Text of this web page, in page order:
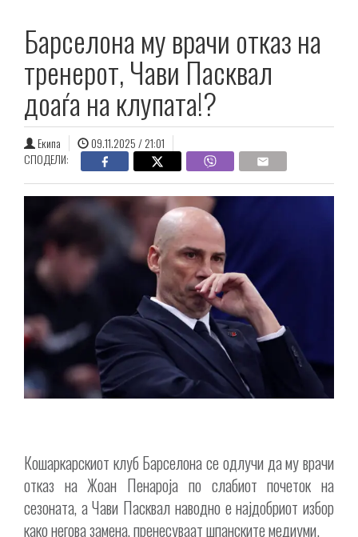
Барселона му врачи отказ на
тренерот, Чави Пасквал
доаѓа на клупата!?
Екипа
09.11.2025 / 21:01
СПОДЕЛИ:
Кошаркарскиот клуб Барселона се одлучи да му врачи
отказ на Жоан Пенароја по слабиот почеток на
сезоната, а Чави Пасквал наводно е најдобриот избор
како негова замена, пренесуваат шпанските медиуми.